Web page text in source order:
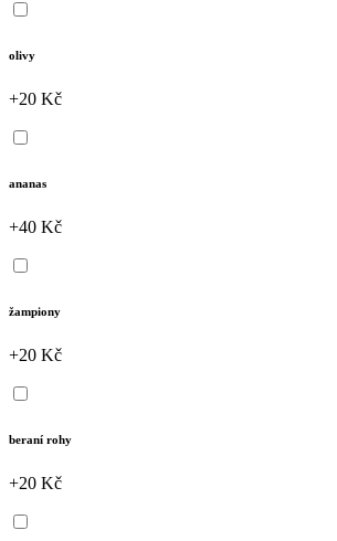
olivy
+20 Kč
ananas
+40 Kč
žampiony
+20 Kč
beraní rohy
+20 Kč